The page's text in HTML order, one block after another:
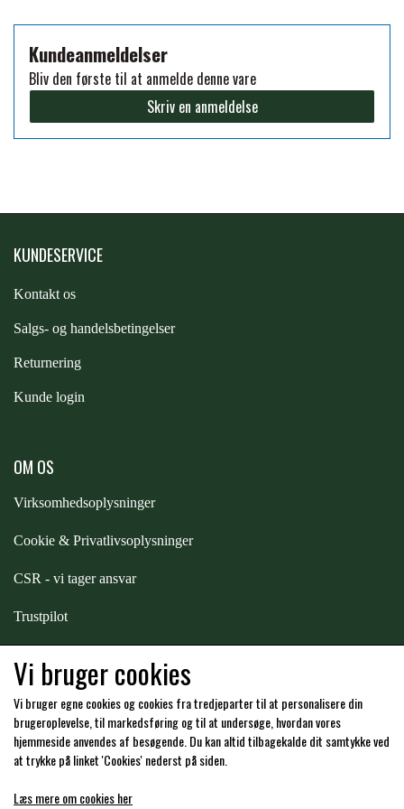
PREMIER EQUINE KØLETERAPI
PREMIER EQUINE GROOMING & STALD
MUSTAD
TIMER GPS
WAHLSTEN
WALDHAUSEN
Kundeanmeldelser
Bliv den første til at anmelde denne vare
Skriv en anmeldelse
KUNDESERVICE
Kontakt os
Salgs- og handelsbetingelser
Returnering
Kunde login
OM OS
Virksomhedsoplysninger
Cookie & Privatlivsoplysninger
CSR - vi tager ansvar
Trustpilot
Hos os kan du betale med:
Vi bruger cookies
Vi bruger egne cookies og cookies fra tredjeparter til at personalisere din
brugeroplevelse, til markedsføring og til at undersøge, hvordan vores
hjemmeside anvendes af besøgende. Du kan altid tilbagekalde dit samtykke ved
at trykke på linket 'Cookies' nederst på siden.
Læs mere om cookies her